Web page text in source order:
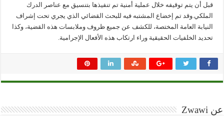
قبل أن يتم توقيفه خلال عملية أمنية تم تنفيذها بتنسيق مع عناصر الدرك
الملكي.وقد تم إخضاع المشتبه فيه للبحث القضائي الذي يجري تحت إشراف
النيابة العامة المختصة، للكشف عن جميع ظروف وملابسات هذه القضية، وكذا
تحديد الخلفيات الحقيقية وراء ارتكاب هذه الأفعال الإجرامية.
عن Zwawi